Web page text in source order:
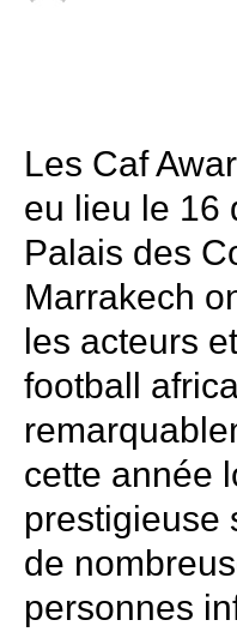
Les Caf
eu lieu le 16
Palais des
Marrakech
les acteurs
football
cette année
prestigieuse
de
personnes